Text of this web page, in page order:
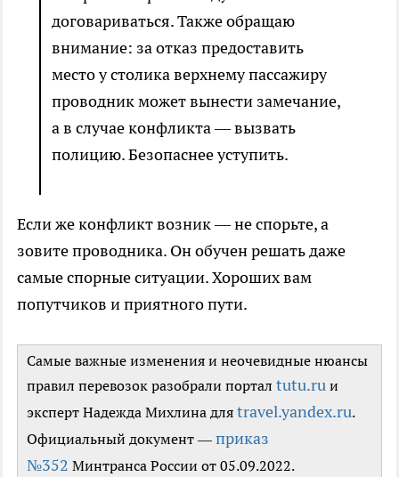
договариваться. Также обращаю
внимание: за отказ предоставить
место у столика верхнему пассажиру
проводник может вынести замечание,
а в случае конфликта — вызвать
полицию. Безопаснее уступить.
Если же конфликт возник — не спорьте, а
зовите проводника. Он обучен решать даже
самые спорные ситуации. Хороших вам
попутчиков и приятного пути.
Самые важные изменения и неочевидные нюансы
правил перевозок разобрали портал tutu.ru и
эксперт Надежда Михлина для travel.yandex.ru.
Официальный документ — приказ
№352 Минтранса России от 05.09.2022.